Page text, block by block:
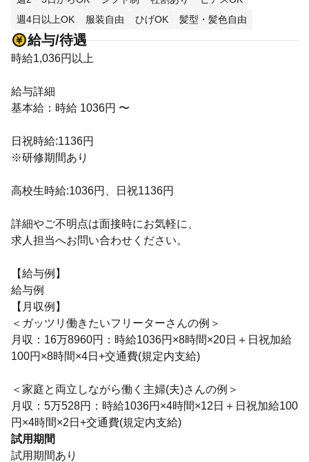
週4日以上OK
服装自由 ひげOK 髪型・髪色自由
給与/待遇
時給1,036円以上
給与詳細
基本給：時給 1036円 〜
日祝時給:1136円
※研修期間あり
高校生時給:1036円、日祝1136円
詳細やご不明点は面接時にお気軽に、
求人担当へお問い合わせください。
【給与例】
給与例
【月収例】
＜ガッツリ働きたいフリーターさんの例＞
月収：16万8960円：時給1036円×8時間×20日＋日祝加給
100円×8時間×4日+交通費(規定内支給)
＜家庭と両立しながら働く主婦(夫)さんの例＞
月収：5万528円：時給1036円×4時間×12日＋日祝加給100
円×4時間×2日+交通費(規定内支給)
試用期間
試用期間あり